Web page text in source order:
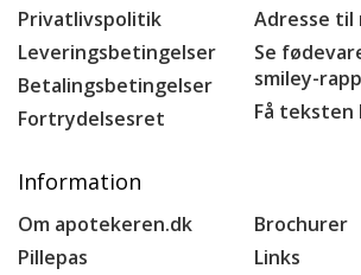
Privatlivspolitik
Leveringsbetingelser
Betalingsbetingelser
Fortrydelsesret
Adresse
Se
smiley-
Få
Information
Om apotekeren.dk
Pillepas
Brochurer
Links